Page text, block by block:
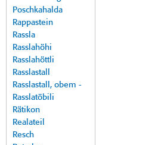
Poschkahalda
Rappastein
Rassla
Rasslahöhi
Rasslahöttli
Rasslastall
Rasslastall, obem -
Rasslatöbili
Rätikon
Realateil
Resch